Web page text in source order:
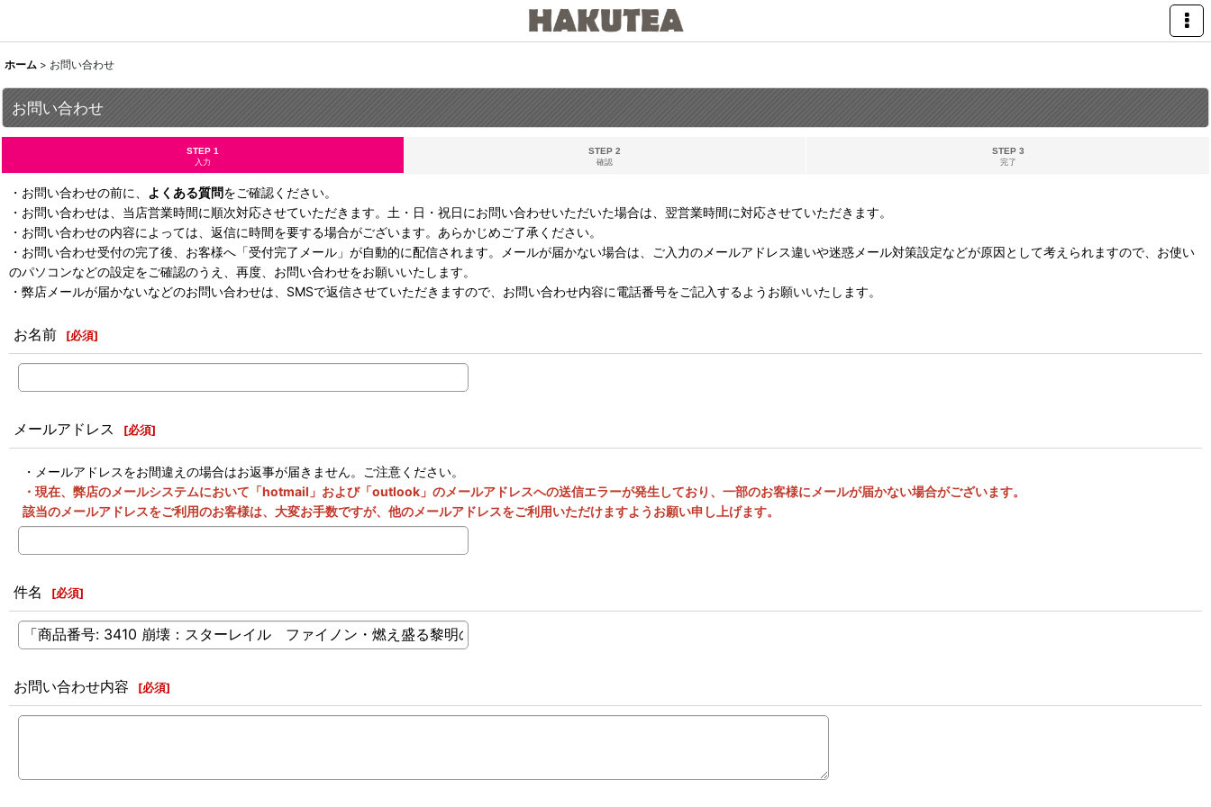
ホーム > お問い合わせ
お問い合わせ
STEP 1
入力
STEP 2
確認
STEP 3
完了
・お問い合わせの前に、 よくある質問をご確認ください。
・お問い合わせは、当店営業時間に順次対応させていただきます。土・日・祝日にお問い合わせいただいた場合は、翌営業時間に対応させていただきます。
・お問い合わせの内容によっては、返信に時間を要する場合がございます。あらかじめご了承ください。
・お問い合わせ受付の完了後、お客様へ「受付完了メール」が自動的に配信されます。メールが届かない場合は、ご入力のメールアドレス違いや迷惑メール対策設定などが原因として考えられますので、お使い
のパソコンなどの設定をご確認のうえ、再度、お問い合わせをお願いいたします。
・弊店メールが届かないなどのお問い合わせは、SMSで返信させていただきますので、お問い合わせ内容に電話番号をご記入するようお願いいたします。
お名前 [必須]
メールアドレス [必須]
・メールアドレスをお間違えの場合はお返事が届きません。ご注意ください。
・現在、弊店のメールシステムにおいて「hotmail」および「outlook」のメールアドレスへの送信エラーが発生しており、一部のお客様にメールが届かない場合がございます。
該当のメールアドレスをご利用のお客様は、大変お手数ですが、他のメールアドレスをご利用いただけますようお願い申し上げます。
件名 [必須]
お問い合わせ内容 [必須]